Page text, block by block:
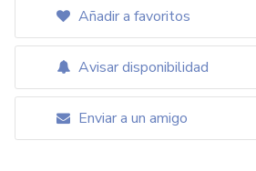
Añadir a favoritos
Avisar disponibilidad
Enviar a un amigo